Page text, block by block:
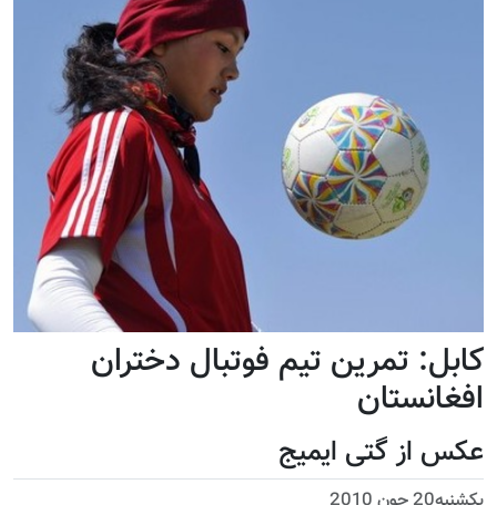
کابل: تمرین تیم فوتبال دختران
افغانستان
عکس از گتی ایمیج